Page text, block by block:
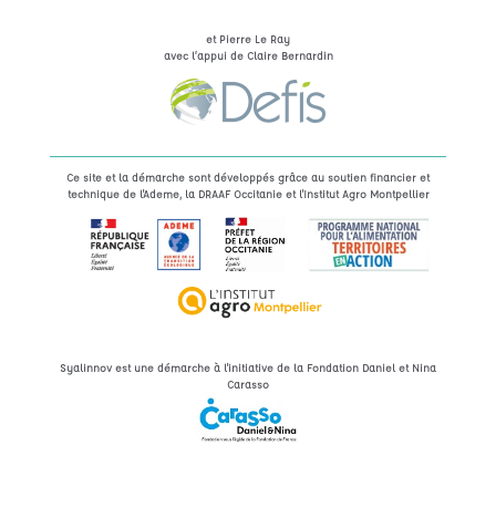
et Pierre Le Ray
avec l’appui de Claire Bernardin
Ce site et la démarche sont développés grâce au soutien financier et
technique de l'Ademe, la DRAAF Occitanie et l'Institut Agro Montpellier
Syalinnov est une démarche à l'initiative de la Fondation Daniel et Nina
Carasso